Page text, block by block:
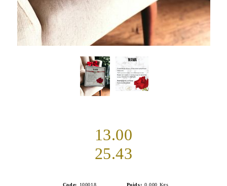
13.00
25.43
Code: 100018 Poids: 0.000 Kgs